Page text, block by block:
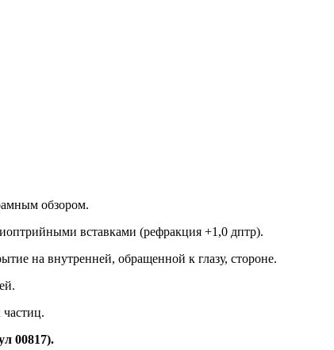
обзором.
вставками (рефракция +1,0 дптр).
на внутренней, обращенной к глазу, стороне.
00817).